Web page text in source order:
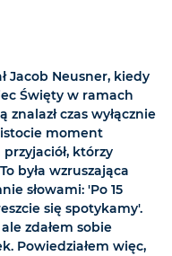
Jacob Neusner, kiedy
Święty w ramach
czas wyłącznie
moment
którzy
była wzruszająca
słowami: 'Po 15
się spotykamy'.
zdałem sobie
Powiedziałem więc,